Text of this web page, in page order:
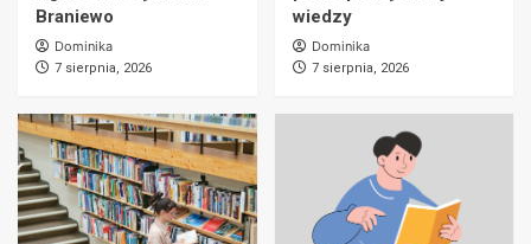
Braniewo
Dominika
7 sierpnia, 2026
wiedzy
Dominika
7 sierpnia, 2026